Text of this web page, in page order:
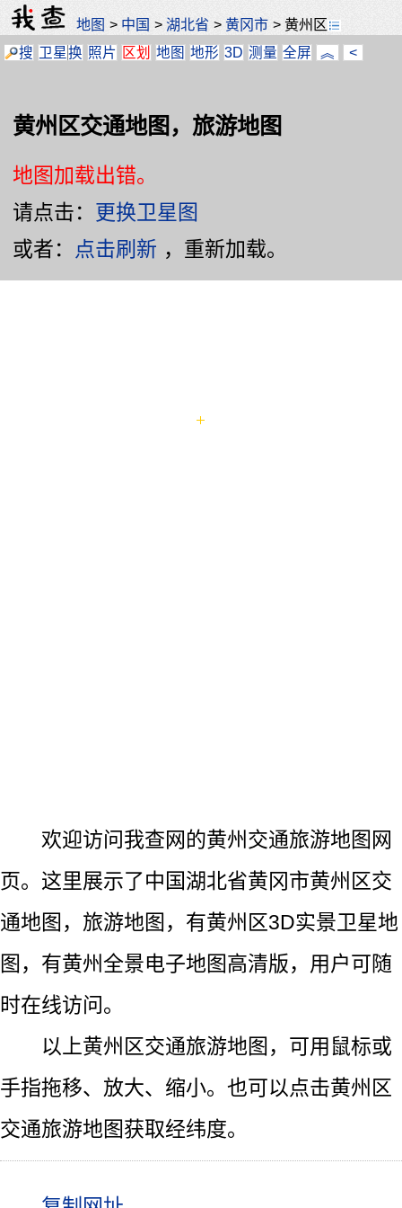
地图 > 中国 >湖北省 >黄冈市 >黄州区
搜 卫星换 照片 区划 地图 地形 3D 测量 全屏 ︽ <
黄州区交通地图，旅游地图
地图加载出错。
请点击： 更换卫星图
或者： 点击刷新 ，重新加载。
欢迎访问我查网的黄州交通旅游地图网
页。这里展示了中国湖北省黄冈市黄州区交
通地图，旅游地图，有黄州区3D实景卫星地
图，有黄州全景电子地图高清版，用户可随
时在线访问。
以上黄州区交通旅游地图，可用鼠标或
手指拖移、放大、缩小。也可以点击黄州区
交通旅游地图获取经纬度。